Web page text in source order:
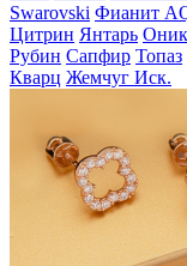
Swarovski Фианит
Цитрин Янтарь
Рубин Сапфир Топаз
Кварц Жемчуг Иск.